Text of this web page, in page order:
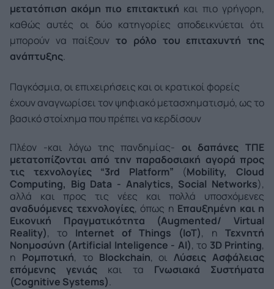
μετατόπιση ακόμη πιο επιτακτική και πιο γρήγορη,
καθώς αυτές οι δύο κατηγορίες αποδεικνύεται ότι
μπορούν να παίξουντο ρόλο του επιταχυντή της
ανάπτυξης.
Παγκόσµια, οι επιχειρήσεις και οι κρατικοί φορείς
έχουν αναγνωρίσει τον ψηφιακό μετασχηματισμό, ως το
βασικό στοίχημα που πρέπει να κερδίσουν
Πλέον -και λόγω της πανδημίας- οι δαπάνες ΤΠΕ
μετατοπίζονται από την παραδοσιακή αγορά προς
τις τεχνολογίες “3rd Platform” (Mobility, Cloud
Computing, Big Data - Analytics, Social Networks),
αλλά και προς τις νέες και πολλά υποσχόμενες
αναδυόμενες τεχνολογίες, όπως η Επαυξημένη και η
Εικονική Πραγματικότητα (Augmented/ Virtual
Reality), το Internet of Things (IoT), ηΤεχνητή
Νοημοσύνη (Artificial Inteligence - AI), το 3D Printing,
η Ρομποτική, το Blockchain, οιΛύσεις Ασφάλειας
επόμενης γενιάς και τα Γνωσιακά Συστήματα
(Cognitive Systems).